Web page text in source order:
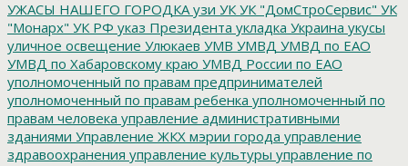
УЖАСЫ НАШЕГО ГОРОДКА узи УК УК "ДомСтроСервис" УК
"Монарх" УК РФ указ Президента укладка Украина укусы
уличное освещение Улюкаев УМВ УМВД УМВД по ЕАО
УМВД по Хабаровскому краю УМВД России по ЕАО
уполномоченный по правам предпринимателей
уполномоченный по правам ребенка уполномоченный по
правам человека управление административными
зданиями Управление ЖКХ мэрии города управление
здравоохранения управление культуры управление по